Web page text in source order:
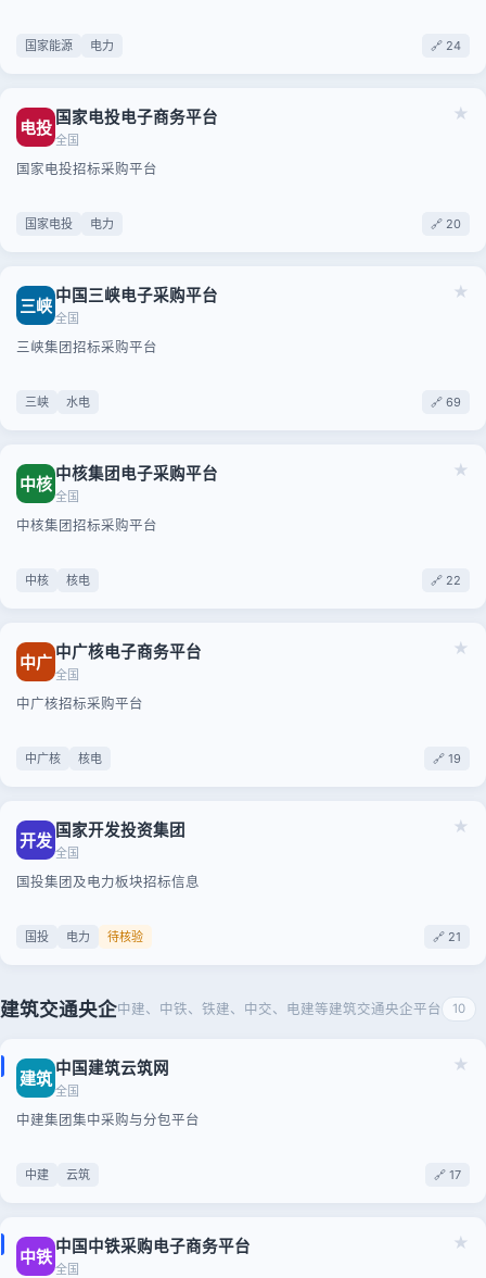
国家能源 电力 🔗 24
★
电投 国家电投电子商务平台
全国
国家电投招标采购平台
国家电投 电力 🔗 20
★
三峡 中国三峡电子采购平台
全国
三峡集团招标采购平台
三峡 水电 🔗 69
★
中核 中核集团电子采购平台
全国
中核集团招标采购平台
中核 核电 🔗 22
★
中广 中广核电子商务平台
全国
中广核招标采购平台
中广核 核电 🔗 19
★
开发 国家开发投资集团
全国
国投集团及电力板块招标信息
国投 电力 待核验 🔗 21
建筑交通央企中建、中铁、铁建、中交、电建等建筑交通央企平台 10
★
建筑 中国建筑云筑网
全国
中建集团集中采购与分包平台
中建 云筑 🔗 17
★
中铁 中国中铁采购电子商务平台
全国